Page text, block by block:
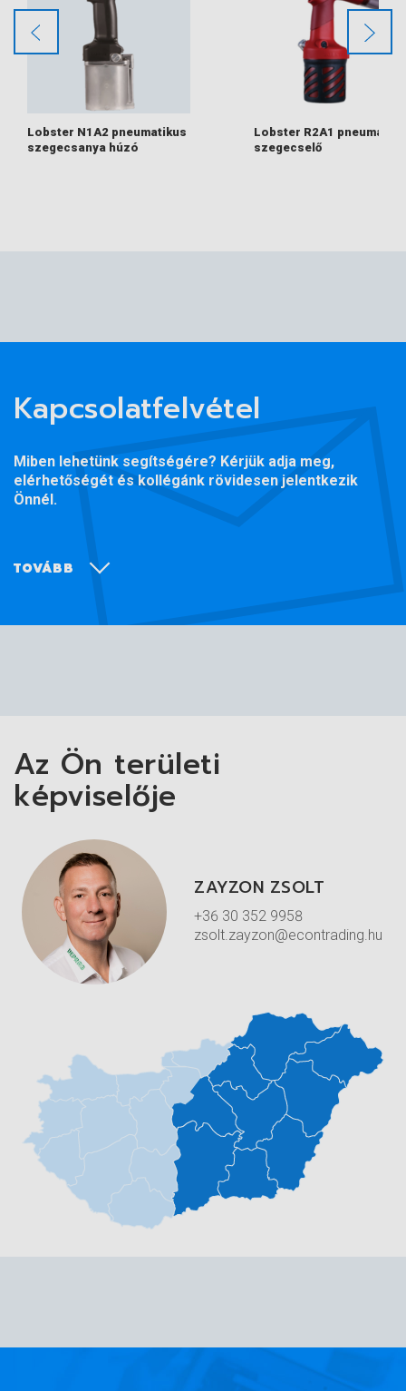
Lobster N1A2 pneumatikus
szegecsanya húzó
Lobster R2A1
szegecselő
Kapcsolatfelvétel
Miben lehetünk segítségére? Kérjük adja meg,
elérhetőségét és kollégánk rövidesen jelentkezik
Önnél.
TOVÁBB
Az Ön területi
képviselője
ZAYZON ZSOLT
+36 30 352 9958
zsolt.zayzon@econtrading.hu